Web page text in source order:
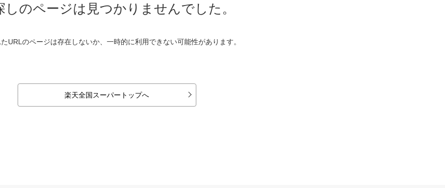
しのページは見つかりませんでした。
URLのページは存在しないか、一時的に利用できない可能性があります。
楽天全国スーパートップへ